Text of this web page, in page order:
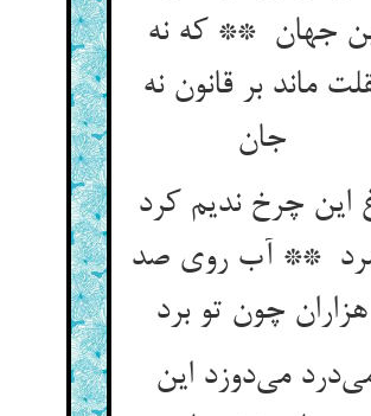
جهان ** که نه
ماند بر قانون نه
جان
این چرخ ندیم کرد
** آب روی صد
هزاران چون تو برد
می‌دوزد این